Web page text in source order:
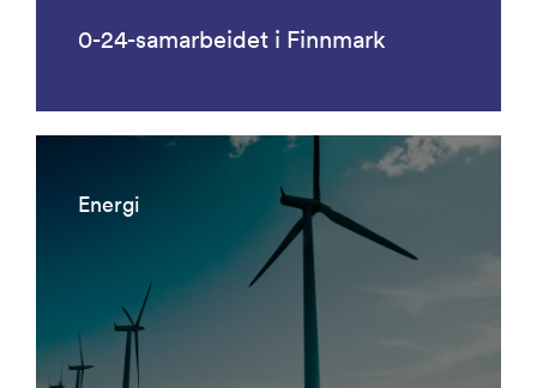
0-24-samarbeidet i Finnmark
Energi